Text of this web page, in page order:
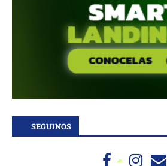
SEGUINOS